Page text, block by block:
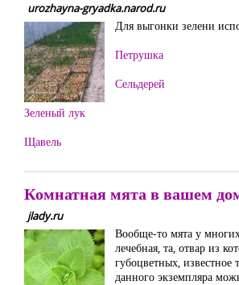
urozhayna-gryadka.narod.ru
Для выгонки зелени
Петрушка
Сельдерей
Зеленый лук
Щавель
Комнатная мята в вашем
jlady.ru
Вообще-то мята у
лечебная, та, отвар из
губоцветных,
данного экземпляра